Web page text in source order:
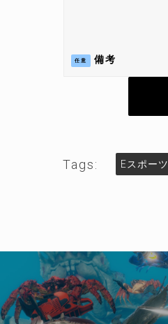
任意 備考
Tags: Eスポーツ